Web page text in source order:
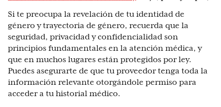
Si te preocupa la revelación de tu identidad de
género y trayectoria de género, recuerda que la
seguridad, privacidad y confidencialidad son
principios fundamentales en la atención médica, y
que en muchos lugares están protegidos por ley.
Puedes asegurarte de que tu proveedor tenga toda la
información relevante otorgándole permiso para
acceder a tu historial médico.